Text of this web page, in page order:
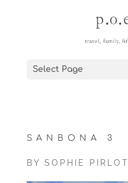
Select Page
SANBONA 3
BY SOPHIE PIRLOT